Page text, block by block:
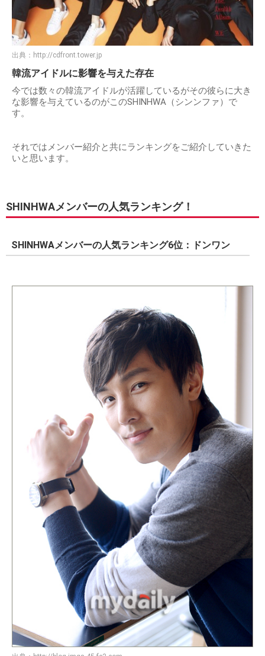
出典： http://cdfront.tower.jp
韓流アイドルに影響を与えた存在
今では数々の韓流アイドルが活躍しているがその彼らに大き
な影響を与えているのがこのSHINHWA（シンンファ）で
す。
それではメンバー紹介と共にランキングをご紹介していきた
いと思います。
SHINHWAメンバーの人気ランキング！
SHINHWAメンバーの人気ランキング6位：ドンワン